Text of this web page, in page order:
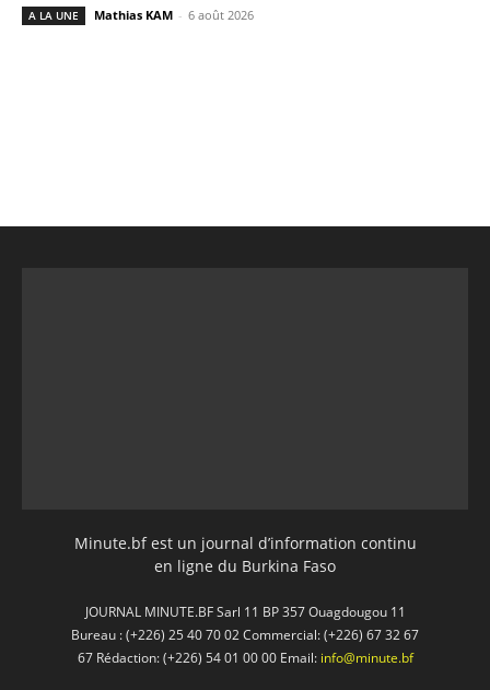
A LA UNE Mathias KAM - 6 août 2026
Minute.bf est un journal d’information continu
en ligne du Burkina Faso
JOURNAL MINUTE.BF Sarl 11 BP 357 Ouagdougou 11
Bureau : (+226) 25 40 70 02 Commercial: (+226) 67 32 67
67 Rédaction: (+226) 54 01 00 00 Email: info@minute.bf